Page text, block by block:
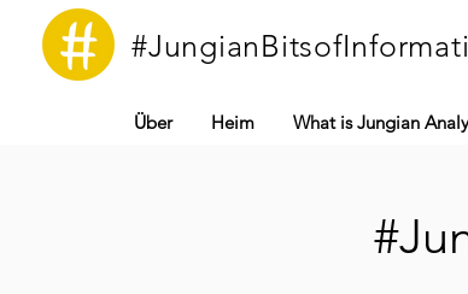
Über Heim What is Jungian